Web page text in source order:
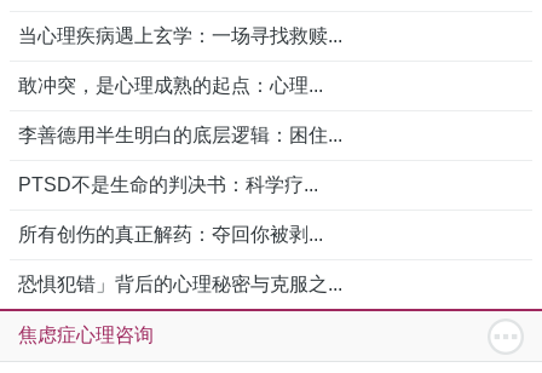
当心理疾病遇上玄学：一场寻找救赎...
敢冲突，是心理成熟的起点：心理...
李善德用半生明白的底层逻辑：困住...
PTSD不是生命的判决书：科学疗...
所有创伤的真正解药：夺回你被剥...
恐惧犯错」背后的心理秘密与克服之...
焦虑症心理咨询